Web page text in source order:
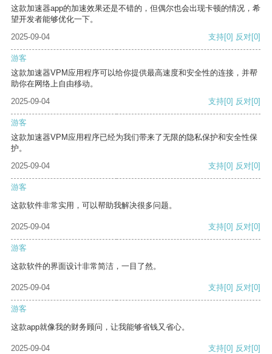
这款加速器app的加速效果还是不错的，但偶尔也会出现卡顿的情况，希
望开发者能够优化一下。
2025-09-04
支持[0] 反对[0]
游客
这款加速器VPM应用程序可以给你提供最高速度和安全性的连接，并帮
助你在网络上自由移动。
2025-09-04
支持[0] 反对[0]
游客
这款加速器VPM应用程序已经为我们带来了无限的隐私保护和安全性保
护。
2025-09-04
支持[0] 反对[0]
游客
这款软件非常实用，可以帮助我解决很多问题。
2025-09-04 支持[0] 反对[0]
游客
这款软件的界面设计非常简洁，一目了然。
2025-09-04 支持[0] 反对[0]
游客
这款app就像我的财务顾问，让我能够省钱又省心。
2025-09-04 支持[0] 反对[0]